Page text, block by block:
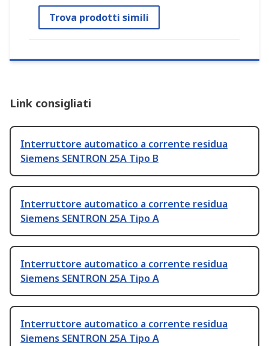
Trova prodotti simili
Link consigliati
Interruttore automatico a corrente residua
Siemens SENTRON 25A Tipo B
Interruttore automatico a corrente residua
Siemens SENTRON 25A Tipo A
Interruttore automatico a corrente residua
Siemens SENTRON 25A Tipo A
Interruttore automatico a corrente residua
Siemens SENTRON 25A Tipo A